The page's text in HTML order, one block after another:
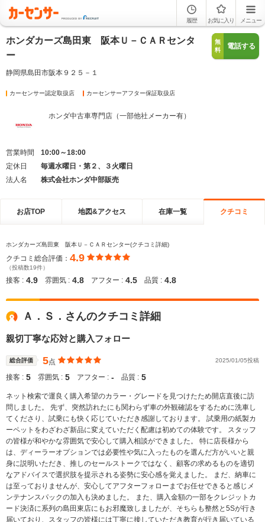
履歴 お気に入り メニュー
ホンダカーズ島田東 阪本Ｕ－ＣＡＲセンタ
ー
静岡県島田市阪本９２５－１
無
料
電話する
カーセンサー認定取扱店 カーセンサーアフター保証取扱店
ホンダ中古車専門店（一部他社メーカー有）
営業時間
10:00～18:00
定休日
毎週水曜日・第２、３火曜日
法人名
株式会社ホンダ中部販売
お店TOP 地図&アクセス 在庫一覧 クチコミ
ホンダカーズ島田東 阪本Ｕ－ＣＡＲセンター(クチコミ詳細)
クチコミ総合評価： 4.9
（投稿数19件）
接客 : 4.9 雰囲気 : 4.8 アフター : 4.5 品質 : 4.8
Ａ．Ｓ．さんのクチコミ詳細
親切丁寧な応対と購入フォロー
総合評価 5点 2025/01/05投稿
接客 : 5 雰囲気 : 5 アフター : ‐ 品質 : 5
ネット検索で運良く購入希望のカラー・グレードを見つけたため開店直後に訪
問しました。 先ず、突然訪れたにも関わらず車の外観確認をするために洗車し
てくださり、試乗にも快く応じていただき感謝しております。 試乗用の紙製カ
ーペットをわざわざ新品に変えていただく配慮は初めての体験です。 スタッフ
の皆様が和やかな雰囲気で安心して購入相談ができました。 特に店長様から
は、ディーラーオプションでは必要性や気に入ったものを選んだ方がいいと親
身に説明いただき、推しのセールストークではなく、顧客の求めるものを適切
なアドバイスで選択肢を提示される姿勢に安心感を覚えました。 まだ、納車に
は至っておりませんが、安心してアフターフォローまでお任せできると感じメ
ンテナンスパックの加入も決めました。 また、購入金額の一部をクレジットカ
ード決済に系列の島田東店にもお邪魔致しましたが、そちらも整然と5Sが行き
届いており、スタッフの皆様には丁寧に接していただき教育が行き届いている